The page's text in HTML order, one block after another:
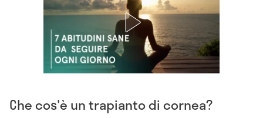
Che cos'è un trapianto di cornea?